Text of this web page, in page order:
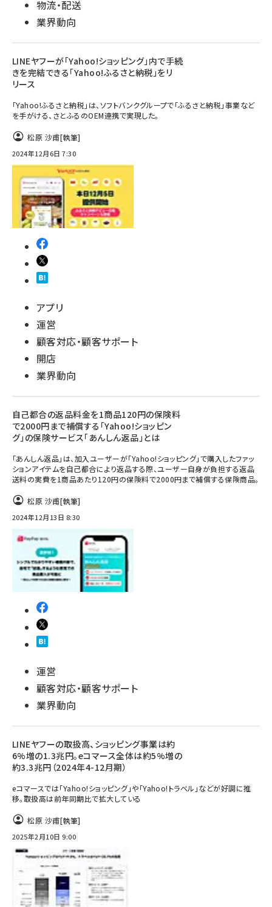
物流・配送
業界動向
LINEヤフーが「Yahoo!ショッピング」内で手続
きを完結できる「Yahoo!ふるさと納税」をリ
リース
「Yahoo!ふるさと納税」は、ソフトバンクグループで「ふるさと納税」事業など
を手がける、さとふるのOEM連携で実現した。
松原 沙甫[執筆]
2024年12月6日 7:30
アプリ
運営
顧客対応・顧客サポート
開店
業界動向
自己都合の返品料金を1商品120円の保険料
で2000円まで補償する「Yahoo!ショッピン
グ」の保険サービス「あんしん返品」とは
「あんしん返品」は、加入ユーザーが「Yahoo!ショッピング」で購入したファッ
ションアイテムを自己都合により返品する際、ユーザー自身が負担する返品
送料の実費を1商品あたり120円の保険料で2000円まで補償する保険商品。
松原 沙甫[執筆]
2024年12月13日 8:30
運営
顧客対応・顧客サポート
業界動向
LINEヤフーの取扱高、ショッピング事業は約
6%増の1.3兆円。eコマース全体は約5%増の
約3.3兆円（2024年4-12月期）
eコマースでは「Yahoo!ショッピング」や「Yahoo!トラベル」などが好調に推
移。取扱高は前年同期比で拡大している
松原 沙甫[執筆]
2025年2月10日 9:00